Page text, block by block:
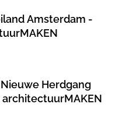
Amsterdam -
Herdgang